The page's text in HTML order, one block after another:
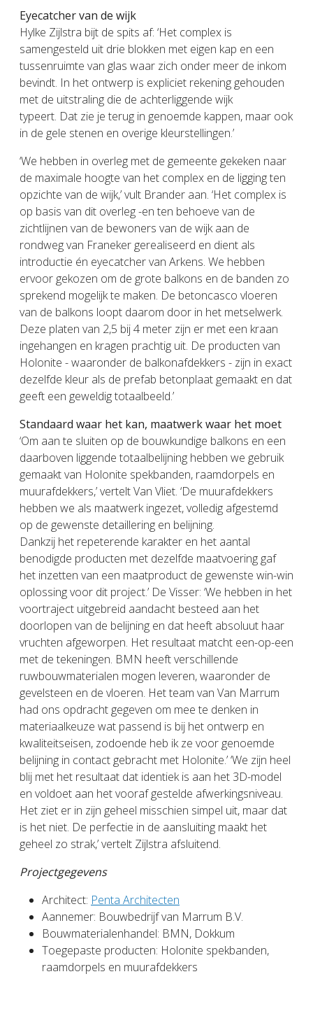
Eyecatcher van de wijk
Hylke Zijlstra bijt de spits af: ‘Het complex is
samengesteld uit drie blokken met eigen kap en een
tussenruimte van glas waar zich onder meer de inkom
bevindt. In het ontwerp is expliciet rekening gehouden
met de uitstraling die de achterliggende wijk
typeert. Dat zie je terug in genoemde kappen, maar ook
in de gele stenen en overige kleurstellingen.’
‘We hebben in overleg met de gemeente gekeken naar
de maximale hoogte van het complex en de ligging ten
opzichte van de wijk,’ vult Brander aan. ‘Het complex is
op basis van dit overleg -en ten behoeve van de
zichtlijnen van de bewoners van de wijk aan de
rondweg van Franeker gerealiseerd en dient als
introductie én eyecatcher van Arkens. We hebben
ervoor gekozen om de grote balkons en de banden zo
sprekend mogelijk te maken. De betoncasco vloeren
van de balkons loopt daarom door in het metselwerk.
Deze platen van 2,5 bij 4 meter zijn er met een kraan
ingehangen en kragen prachtig uit. De producten van
Holonite - waaronder de balkonafdekkers - zijn in exact
dezelfde kleur als de prefab betonplaat gemaakt en dat
geeft een geweldig totaalbeeld.’
Standaard waar het kan, maatwerk waar het moet
‘Om aan te sluiten op de bouwkundige balkons en een
daarboven liggende totaalbelijning hebben we gebruik
gemaakt van Holonite spekbanden, raamdorpels en
muurafdekkers,’ vertelt Van Vliet. ‘De muurafdekkers
hebben we als maatwerk ingezet, volledig afgestemd
op de gewenste detaillering en belijning.
Dankzij het repeterende karakter en het aantal
benodigde producten met dezelfde maatvoering gaf
het inzetten van een maatproduct de gewenste win-win
oplossing voor dit project.’ De Visser: ‘We hebben in het
voortraject uitgebreid aandacht besteed aan het
doorlopen van de belijning en dat heeft absoluut haar
vruchten afgeworpen. Het resultaat matcht een-op-een
met de tekeningen. BMN heeft verschillende
ruwbouwmaterialen mogen leveren, waaronder de
gevelsteen en de vloeren. Het team van Van Marrum
had ons opdracht gegeven om mee te denken in
materiaalkeuze wat passend is bij het ontwerp en
kwaliteitseisen, zodoende heb ik ze voor genoemde
belijning in contact gebracht met Holonite.’ ‘We zijn heel
blij met het resultaat dat identiek is aan het 3D-model
en voldoet aan het vooraf gestelde afwerkingsniveau.
Het ziet er in zijn geheel misschien simpel uit, maar dat
is het niet. De perfectie in de aansluiting maakt het
geheel zo strak,’ vertelt Zijlstra afsluitend.
Projectgegevens
Architect: Penta Architecten
Aannemer: Bouwbedrijf van Marrum B.V.
Bouwmaterialenhandel: BMN, Dokkum
Toegepaste producten: Holonite spekbanden,
raamdorpels en muurafdekkers